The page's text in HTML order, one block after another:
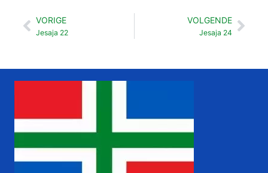
Vorige
VORIGE
Jesaja 22
VOLGENDE
Jesaja 24